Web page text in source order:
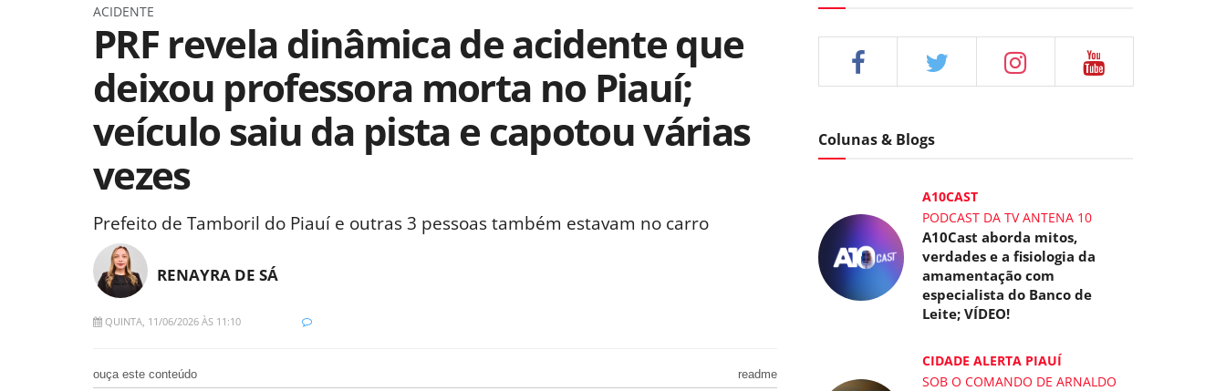
ACIDENTE
PRF revela dinâmica de acidente que
deixou professora morta no Piauí;
veículo saiu da pista e capotou várias
vezes
Prefeito de Tamboril do Piauí e outras 3 pessoas também estavam no carro
RENAYRA DE SÁ
QUINTA, 11/06/2026 ÀS 11:10
ouça este conteúdo readme
Colunas & Blogs
A10CAST
PODCAST DA TV ANTENA 10
A10Cast aborda mitos,
verdades e a fisiologia da
amamentação com
especialista do Banco de
Leite; VÍDEO!
CIDADE ALERTA PIAUÍ
SOB O COMANDO DE ARNALDO